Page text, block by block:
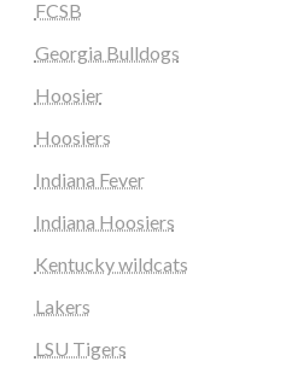
FCSB
Georgia Bulldogs
Hoosier
Hoosiers
Indiana Fever
Indiana Hoosiers
Kentucky wildcats
Lakers
LSU Tigers